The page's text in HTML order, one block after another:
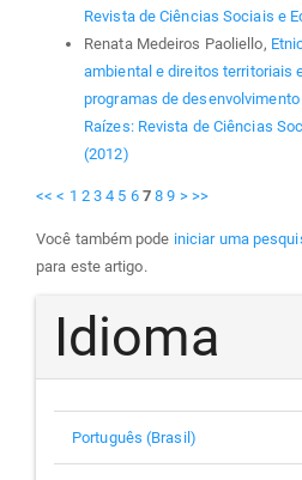
Revista de Ciências Sociais e
Renata Medeiros Paoliello,
ambiental e direitos territoriais
programas de
Raízes: Revista de Ciências
(2012)
<< < 1 2 3 4 5 6 7 8 9 > >>
Você também pode iniciar uma
para este artigo.
Idioma
Português (Brasil)